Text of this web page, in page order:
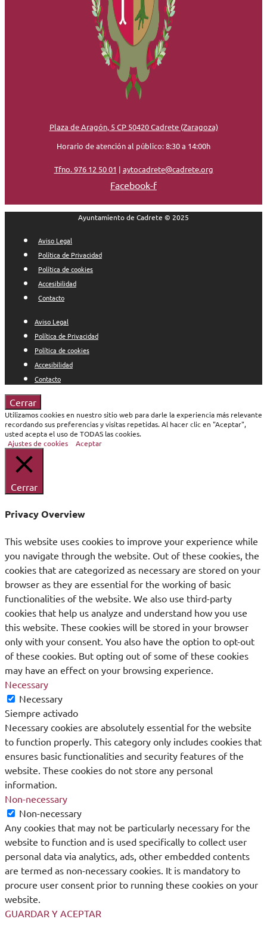
Plaza de Aragón, 5 CP 50420 Cadrete (Zaragoza)
Horario de atención al público: 8:30 a 14:00h
Tfno. 976 12 50 01 | aytocadrete@cadrete.org
Facebook-f
Ayuntamiento de Cadrete © 2025
Aviso Legal
Política de Privacidad
Política de cookies
Accesibilidad
Contacto
Aviso Legal
Política de Privacidad
Política de cookies
Accesibilidad
Contacto
Cerrar
Utilizamos cookies en nuestro sitio web para darle la experiencia más relevante
recordando sus preferencias y visitas repetidas. Al hacer clic en "Aceptar",
usted acepta el uso de TODAS las cookies.
Ajustes de cookies
Aceptar
Cerrar
Privacy Overview
This website uses cookies to improve your experience while
you navigate through the website. Out of these cookies, the
cookies that are categorized as necessary are stored on your
browser as they are essential for the working of basic
functionalities of the website. We also use third-party
cookies that help us analyze and understand how you use
this website. These cookies will be stored in your browser
only with your consent. You also have the option to opt-out
of these cookies. But opting out of some of these cookies
may have an effect on your browsing experience.
Necessary
Necessary
Siempre activado
Necessary cookies are absolutely essential for the website
to function properly. This category only includes cookies that
ensures basic functionalities and security features of the
website. These cookies do not store any personal
information.
Non-necessary
Non-necessary
Any cookies that may not be particularly necessary for the
website to function and is used specifically to collect user
personal data via analytics, ads, other embedded contents
are termed as non-necessary cookies. It is mandatory to
procure user consent prior to running these cookies on your
website.
GUARDAR Y ACEPTAR